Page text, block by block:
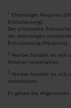
1 Ehemaliger Neupreis
Erstzulassung).
Der errechnete
der ehemaligen
Erstzulassung (Neupreis).
2 Hierbei handelt es sich
Irrtümer vorbehalten.
3 Hierbei handelt es sich
vorbehalten.
Es gelten die Allgemeinen